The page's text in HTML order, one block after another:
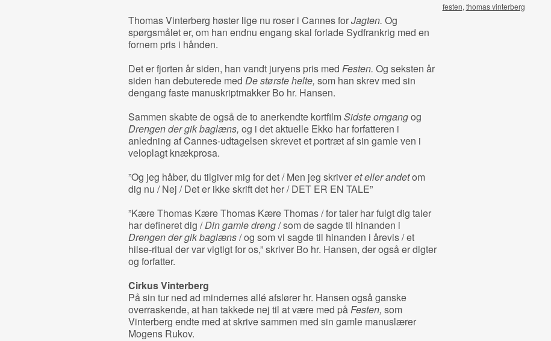
Thomas Vinterberg høster lige nu roser i Cannes forJagten. Og
spørgsmålet er, om han endnu engang skal forlade Sydfrankrig med en
fornem pris i hånden.
Det er fjorten år siden, han vandt juryens pris med Festen. Og seksten år
siden han debuterede med De største helte, som han skrev med sin
dengang faste manuskriptmakker Bo hr. Hansen.
Sammen skabte de også de to anerkendte kortfilmSidste omgangog
Drengen der gik baglæns, og i det aktuelle Ekko har forfatteren i
anledning af Cannes-udtagelsen skrevet et portræt af sin gamle ven i
veloplagt knækprosa.
”Og jeg håber, du tilgiver mig for det / Men jeg skriveret eller andetom
dig nu / Nej / Det er ikke skrift det her / DET ER EN TALE”
”Kære Thomas Kære Thomas Kære Thomas / for taler har fulgt dig taler
har defineret dig /Din gamle dreng/ som de sagde til hinanden i
Drengen der gik baglæns/ og som vi sagde til hinanden i årevis / et
hilse-ritual der var vigtigt for os,” skriver Bo hr. Hansen, der også er digter
og forfatter.
Cirkus Vinterberg
På sin tur ned ad mindernes allé afslører hr. Hansen også ganske
overraskende, at han takkede nej til at være med påFesten, som
Vinterberg endte med at skrive sammen med sin gamle manuslærer
Mogens Rukov.
festen, thomas vinterberg